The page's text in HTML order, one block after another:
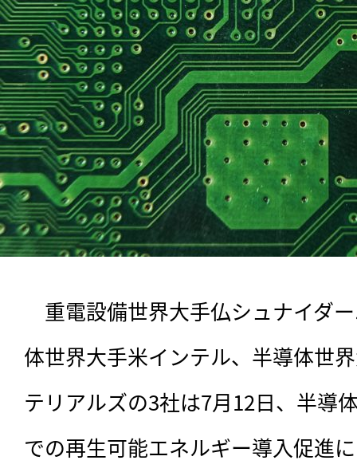
重電設備世界大手仏シュナイダ
体世界大手米インテル、半導体世
テリアルズの3社は7月12日、半導
での再生可能エネルギー導入促進